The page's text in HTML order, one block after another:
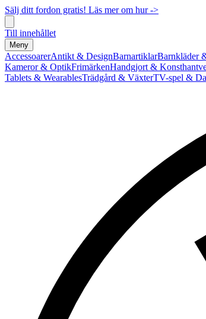
Sälj ditt fordon gratis! Läs mer om hur ->
Till innehållet
Meny
AccessoarerAntikt & DesignBarnartiklarBarnkläder
Kameror & OptikFrimärkenHandgjort &
Tablets & WearablesTrädgård & VäxterTV-spel &